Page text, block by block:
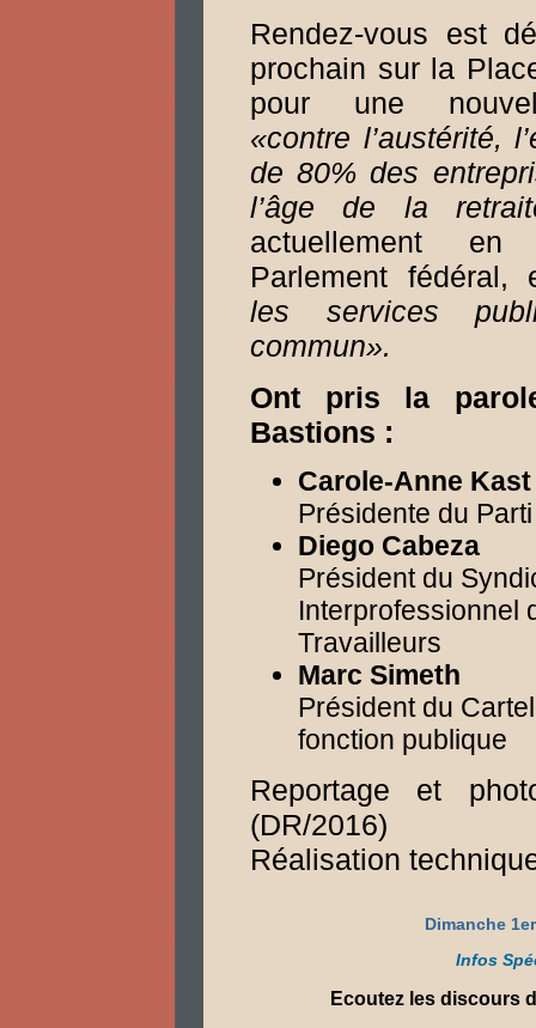
Rendez-vous est
prochain sur la
pour une
«contre l’austérité,
de 80% des
l’âge de la
actuellement en
Parlement
les services
commun».
Ont pris la
Bastions :
Carole-Anne Kast
Présidente du
Diego Cabeza
Président du
Interprofessionnel
Travailleurs
Marc Simeth
Président du
fonction publique
Reportage et
(DR/2016)
Réalisation
Dimanche
Infos
Ecoutez les discours